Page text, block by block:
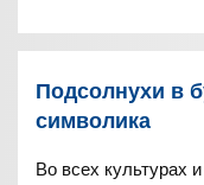
Подсолнухи в
символика
Во всех культурах